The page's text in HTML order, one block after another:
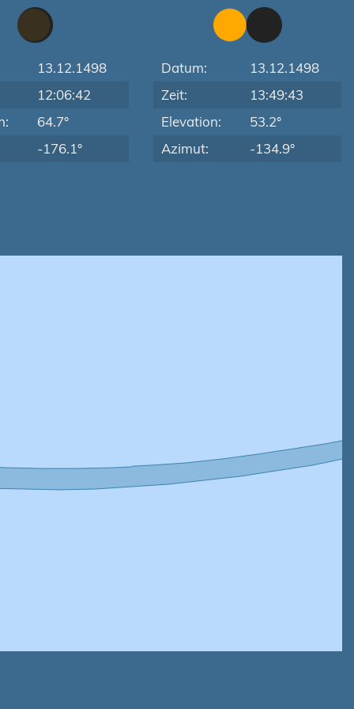
13.12.1498
12:06:42
64.7°
-176.1°
Datum:
13.12.1498
Zeit:
13:49:43
Elevation:
53.2°
Azimut:
-134.9°